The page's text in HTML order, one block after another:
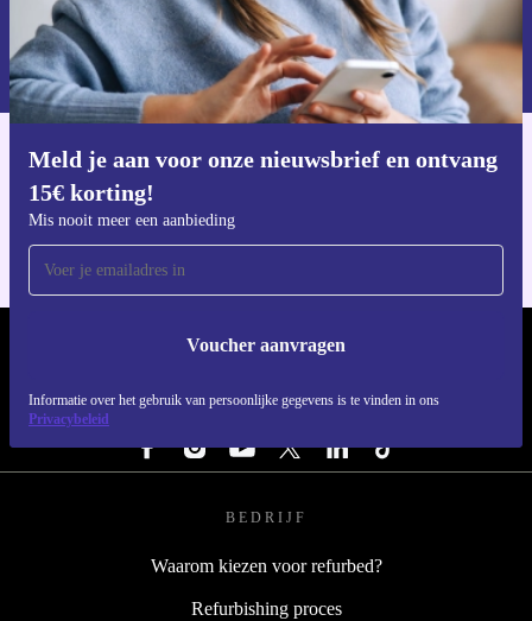
Meld je aan voor onze nieuwsbrief en ontvang
15€ korting!
Mis nooit meer een aanbieding
Voucher aanvragen
Informatie over het gebruik van persoonlijke gegevens is te vinden in ons
Privacybeleid
Voucher aanvragen
Informatie over het gebruik van persoonsgegevens vind je in ons
privacybeleid
Download de refurbed app
REFURBED NEDERLAND - RETHINK NEW.
VOLG ONS
BEDRIJF
Waarom kiezen voor refurbed?
Refurbishing proces